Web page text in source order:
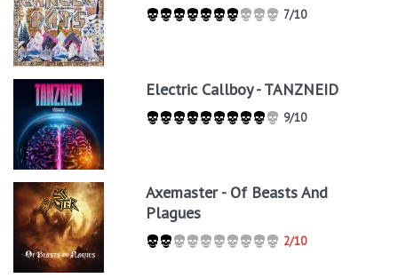
7/10
Electric Callboy - TANZNEID
9/10
Axemaster - Of Beasts And
Plagues
2/10